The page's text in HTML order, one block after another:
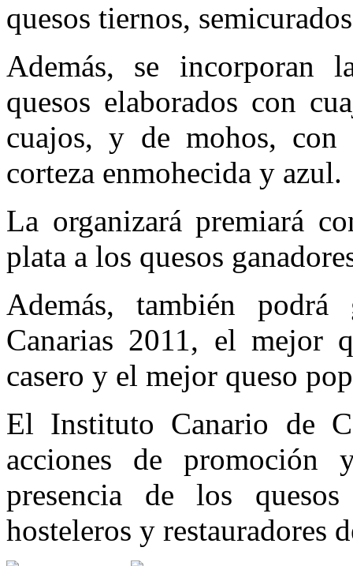
quesos tiernos,
Además, se incorporan
quesos elaborados con
cuajos, y de mohos, con
corteza enmohecida y azul.
La organizará premiará
plata a los quesos
Además, también
Canarias 2011, el mejor
casero y el mejor queso
El Instituto Canario de
acciones de promoción
presencia de los quesos
hosteleros y restauradores